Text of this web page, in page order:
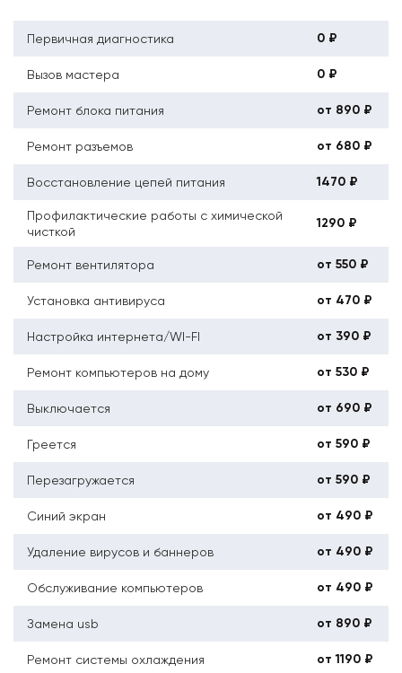
Первичная диагностика 0 ₽
Вызов мастера 0 ₽
Ремонт блока питания от 890 ₽
Ремонт разъемов от 680 ₽
Восстановление цепей питания 1470 ₽
Профилактические работы с химической
чисткой
1290 ₽
Ремонт вентилятора от 550 ₽
Установка антивируса от 470 ₽
Настройка интернета/WI-FI от 390 ₽
Ремонт компьютеров на дому от 530 ₽
Выключается от 690 ₽
Греется от 590 ₽
Перезагружается от 590 ₽
Синий экран от 490 ₽
Удаление вирусов и баннеров от 490 ₽
Обслуживание компьютеров от 490 ₽
Замена usb от 890 ₽
Ремонт системы охлаждения от 1190 ₽